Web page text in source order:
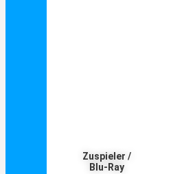
Zuspieler /
Blu-Ray